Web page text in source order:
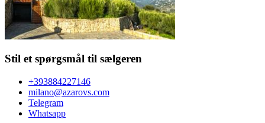
Stil et spørgsmål til sælgeren
+393884227146
milano@azarovs.com
Telegram
Whatsapp